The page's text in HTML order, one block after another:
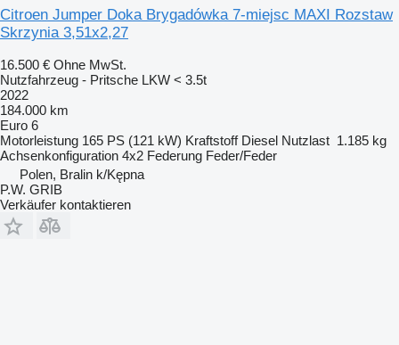
Citroen Jumper Doka Brygadówka 7-miejsc MAXI Rozstaw
Skrzynia 3,51x2,27
16.500 € Ohne MwSt.
Nutzfahrzeug - Pritsche LKW < 3.5t
2022
184.000 km
Euro 6
Motorleistung 165 PS (121 kW) Kraftstoff Diesel Nutzlast 1.185 kg
Achsenkonfiguration 4x2 Federung Feder/Feder
Polen, Bralin k/Kępna
P.W. GRIB
Verkäufer kontaktieren